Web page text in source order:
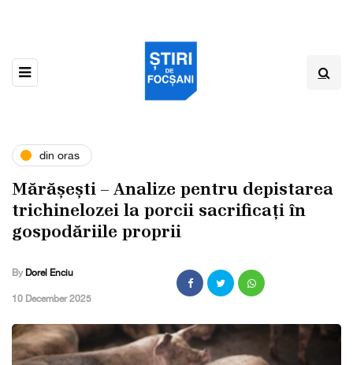
din oras
Mărășești – Analize pentru depistarea
trichinelozei la porcii sacrificați în
gospodăriile proprii
By Dorel Enciu
,10 December 2025